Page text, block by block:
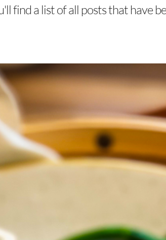
find a list of all posts that have